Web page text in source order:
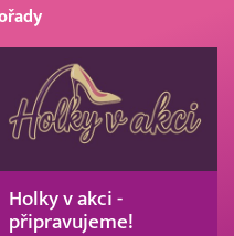
Holky v akci -
připravujeme!